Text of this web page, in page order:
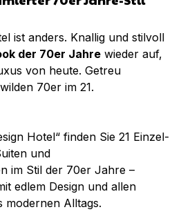
ist anders. Knallig und stilvoll
der 70er Jahre wieder auf,
von heute. Getreu
70er im 21.
Hotel“ finden Sie 21 Einzel-
und
im Stil der 70er Jahre –
edlem Design und allen
modernen Alltags.